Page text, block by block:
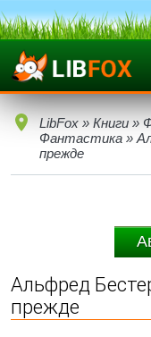
LibFox » Книги »
Фантастика »
прежде
Альфред
прежде